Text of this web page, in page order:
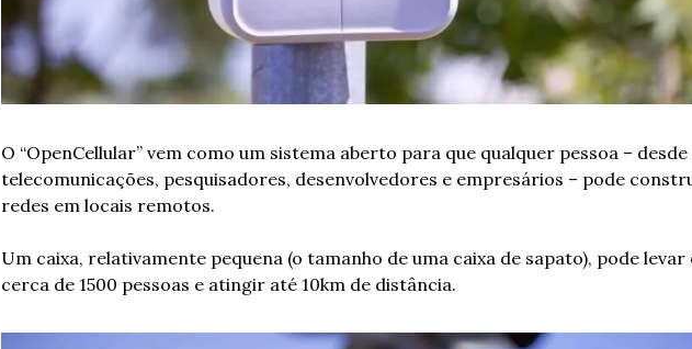
O “OpenCellular” vem como um sistema aberto para que qualquer pessoa –
telecomunicações, pesquisadores, desenvolvedores e empresários – pode
redes em locais remotos.
Um caixa, relativamente pequena (o tamanho de uma caixa de sapato), pode
cerca de 1500 pessoas e atingir até 10km de distância.